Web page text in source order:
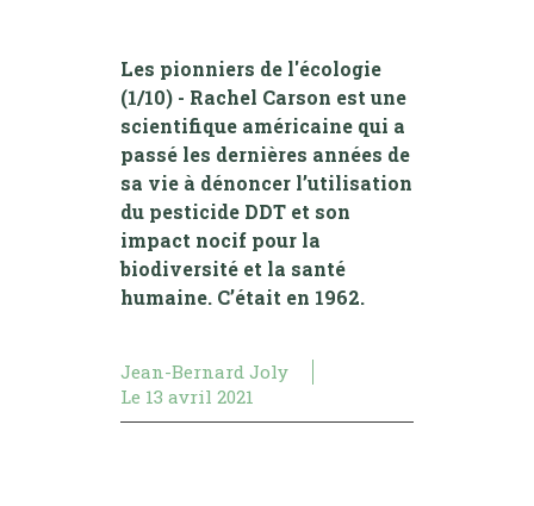
Les pionniers de l'écologie
(1/10) - Rachel Carson est une
scientifique américaine qui a
passé les dernières années de
sa vie à dénoncer l’utilisation
du pesticide DDT et son
impact nocif pour la
biodiversité et la santé
humaine. C’était en 1962.
Jean-Bernard Joly
Le 13 avril 2021